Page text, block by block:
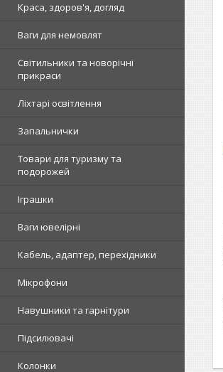
Краса, здоров'я, догляд
Ваги для немовлят
Світильники та новорічні
прикраси
Ліхтарі освітлення
Запальнички
Товари для туризму та
подорожей
Іграшки
Ваги ювелірні
Кабель, адаптер, перехідники
Мікрофони
Навушники та гарнітури
Підсилювачі
Колонки